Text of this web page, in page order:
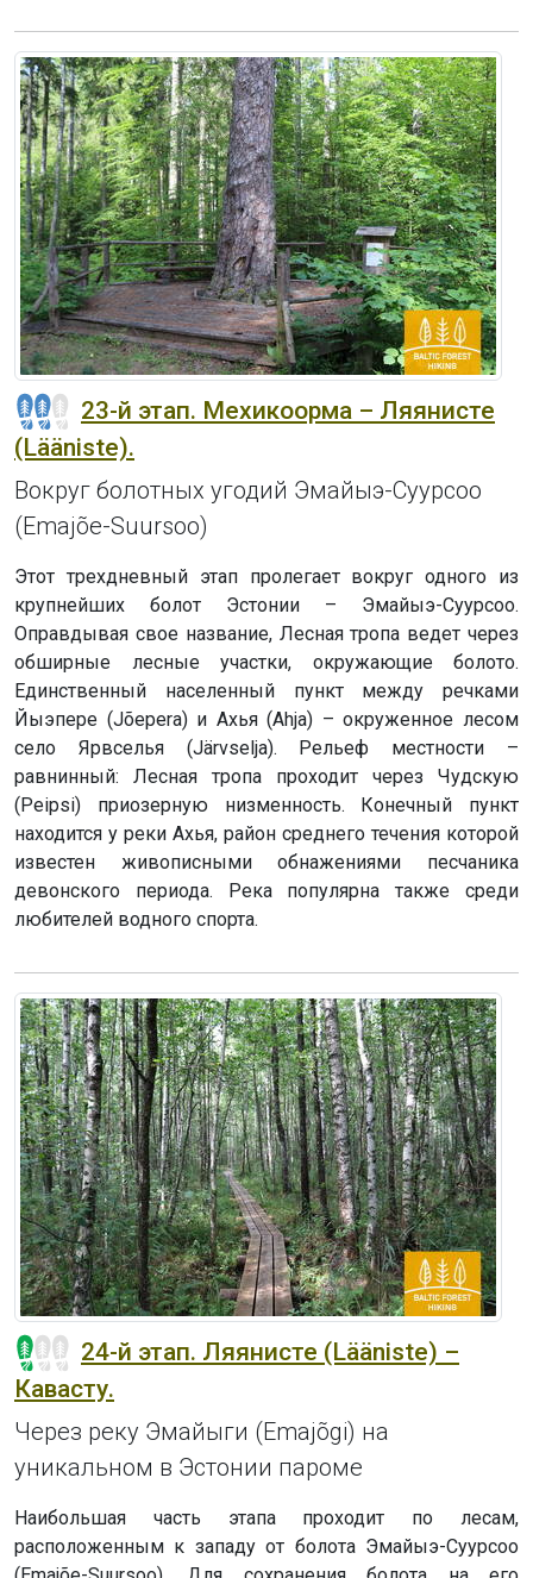
23-й этап. Мехикоорма – Ляянисте
(Lääniste).
Вокруг болотных угодий Эмайыэ-Суурсоо
(Emajõe-Suursoo)
Этот трехдневный этап пролегает вокруг одного из
крупнейших болот Эстонии – Эмайыэ-Суурсоо.
Оправдывая свое название, Лесная тропа ведет через
обширные лесные участки, окружающие болото.
Единственный населенный пункт между речками
Йыэпере (Jõepera) и Ахья (Ahja) – окруженное лесом
село Ярвселья (Järvselja). Рельеф местности –
равнинный: Лесная тропа проходит через Чудскую
(Peipsi) приозерную низменность. Конечный пункт
находится у реки Ахья, район среднего течения которой
известен живописными обнажениями песчаника
девонского периода. Река популярна также среди
любителей водного спорта.
24-й этап. Ляянисте (Lääniste) –
Кавасту.
Через реку Эмайыги (Emajõgi) на
уникальном в Эстонии пароме
Наибольшая часть этапа проходит по лесам,
расположенным к западу от болота Эмайыэ-Суурсоо